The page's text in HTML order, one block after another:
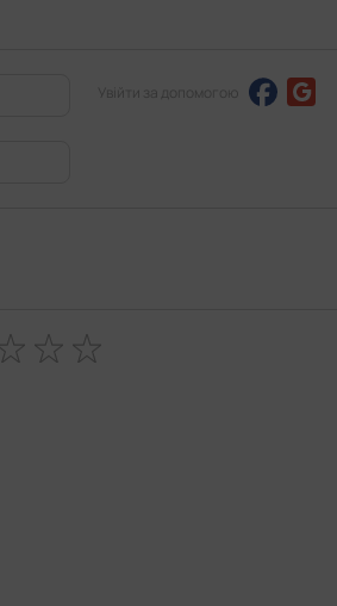
Увійти за допомогою